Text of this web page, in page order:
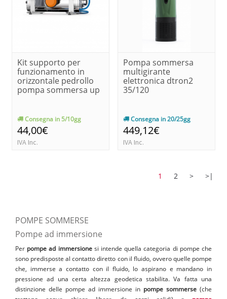
Kit supporto per
funzionamento in
orizzontale pedrollo
pompa sommersa up
Consegna in 5/10gg
44,00€
IVA Inc.
Pompa sommersa
multigirante
elettronica dtron2
35/120
Consegna in 20/25gg
449,12€
IVA Inc.
1 2 > >|
POMPE SOMMERSE
Pompe ad immersione
Per pompe ad immersione si intende quella categoria di pompe che
sono predisposte al contatto diretto con il fluido, ovvero quelle pompe
che, immerse a contatto con il fluido, lo aspirano e mandano in
pressione ad una certa altezza geodetica stabilita. Va fatta una
distinzione delle pompe ad immersione in pompe sommerse (che